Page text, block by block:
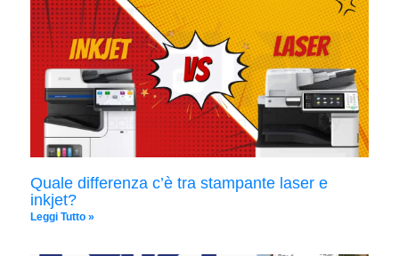
Quale differenza c’è tra stampante laser e
inkjet?
Leggi Tutto »